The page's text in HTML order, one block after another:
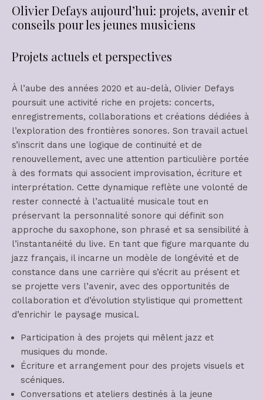
Olivier Defays aujourd’hui: projets, avenir et
conseils pour les jeunes musiciens
Projets actuels et perspectives
À l’aube des années 2020 et au-delà, Olivier Defays
poursuit une activité riche en projets: concerts,
enregistrements, collaborations et créations dédiées à
l’exploration des frontières sonores. Son travail actuel
s’inscrit dans une logique de continuité et de
renouvellement, avec une attention particulière portée
à des formats qui associent improvisation, écriture et
interprétation. Cette dynamique reflète une volonté de
rester connecté à l’actualité musicale tout en
préservant la personnalité sonore qui définit son
approche du saxophone, son phrasé et sa sensibilité à
l’instantanéité du live. En tant que figure marquante du
jazz français, il incarne un modèle de longévité et de
constance dans une carrière qui s’écrit au présent et
se projette vers l’avenir, avec des opportunités de
collaboration et d’évolution stylistique qui promettent
d’enrichir le paysage musical.
Participation à des projets qui mêlent jazz et
musiques du monde.
Écriture et arrangement pour des projets visuels et
scéniques.
Conversations et ateliers destinés à la jeune